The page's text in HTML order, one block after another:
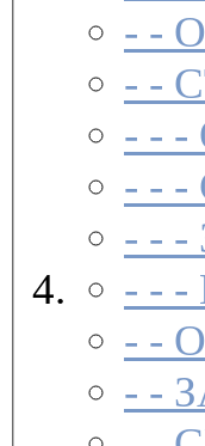
- -
- -
- - -
- - -
- - -
- - -
- -
- -